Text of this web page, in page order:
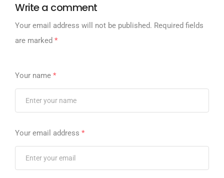
Write a comment
Your email address will not be published. Required fields
are marked *
Your name *
Your email address *